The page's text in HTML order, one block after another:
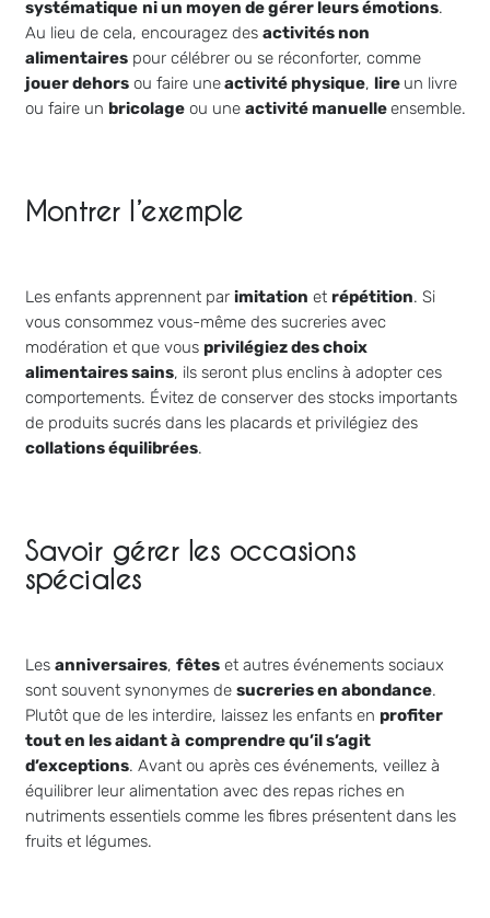
systématique ni un moyen de gérer leurs émotions.
Au lieu de cela, encouragez des activités non
alimentairespour célébrer ou se réconforter, comme
jouer dehorsou faire uneactivité physique, lire un livre
ou faire un bricolageou une activité manuelleensemble.
Montrer l’exemple
Les enfants apprennent par imitation et répétition. Si
vous consommez vous-même des sucreries avec
modération et que vous privilégiez des choix
alimentaires sains, ils seront plus enclins à adopter ces
comportements. Évitez de conserver des stocks importants
de produits sucrés dans les placards et privilégiez des
collations équilibrées.
Savoir gérer les occasions
spéciales
Les anniversaires, fêteset autres événements sociaux
sont souvent synonymes de sucreries en abondance.
Plutôt que de les interdire, laissez les enfants en profiter
tout en les aidant à comprendre qu’il s’agit
d’exceptions. Avant ou après ces événements, veillez à
équilibrer leur alimentation avec des repas riches en
nutriments essentiels comme les fibres présentent dans les
fruits et légumes.